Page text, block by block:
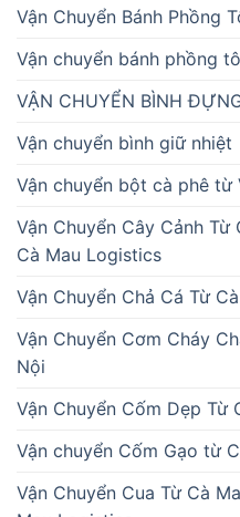
Vận Chuyển Bánh Phồng
Vận chuyển bánh phồng
VẬN CHUYỂN BÌNH
Vận chuyển bình giữ nhiệt
Vận chuyển bột cà phê từ
Vận Chuyển Cây Cảnh
Cà Mau Logistics
Vận Chuyển Chả Cá Từ
Vận Chuyển Cơm Cháy
Nội
Vận Chuyển Cốm Dẹp Từ
Vận chuyển Cốm Gạo từ
Vận Chuyển Cua Từ Cà